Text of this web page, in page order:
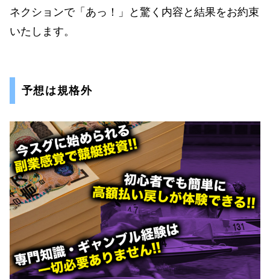
ネクションで「あっ！」と驚く内容と結果をお約束
いたします。
予想は規格外